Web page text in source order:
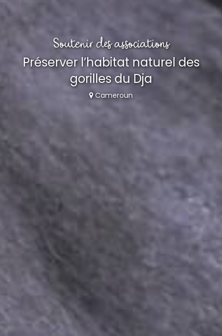
Soutenir des associations
Préserver l’habitat naturel des
gorilles du Dja
Cameroun